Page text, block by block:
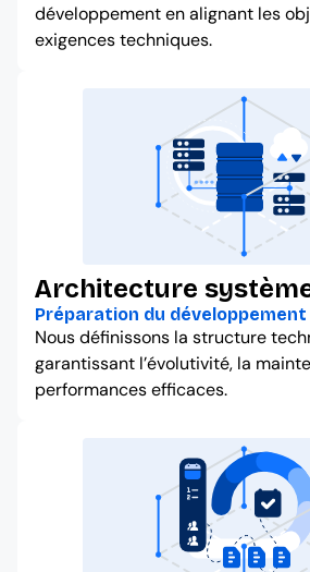
développement en alignant les
exigences techniques.
Architecture
Préparation du développement
Nous définissons la structure
garantissant l’évolutivité, la
performances efficaces.